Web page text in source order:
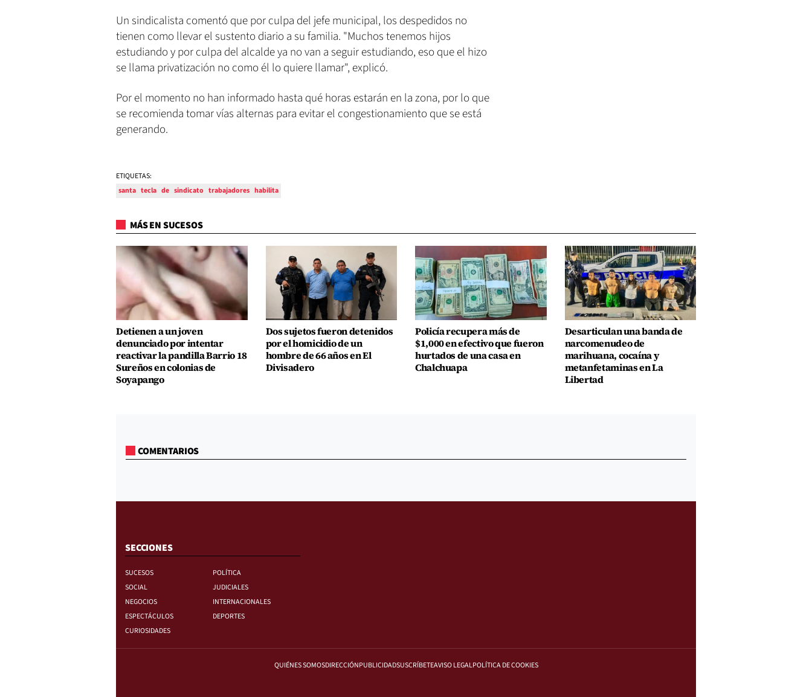
Un sindicalista comentó que por culpa del jefe municipal, los despedidos no
tienen como llevar el sustento diario a su familia. "Muchos tenemos hijos
estudiando y por culpa del alcalde ya no van a seguir estudiando, eso que el hizo
se llama privatización no como él lo quiere llamar", explicó.
Por el momento no han informado hasta qué horas estarán en la zona, por lo que
se recomienda tomar vías alternas para evitar el congestionamiento que se está
generando.
ETIQUETAS:
santa tecla de sindicato trabajadores habilita
MÁS EN SUCESOS
Detienen a un joven
denunciado por intentar
reactivar la pandilla Barrio 18
Sureños en colonias de
Soyapango
Dos sujetos fueron detenidos
por el homicidio de un
hombre de 66 años en El
Divisadero
Policía recupera más de
$1,000 en efectivo que fueron
hurtados de una casa en
Chalchuapa
Desarticulan una banda de
narcomenudeo de
marihuana, cocaína y
metanfetaminas en La
Libertad
COMENTARIOS
SECCIONES
SUCESOS
POLÍTICA
SOCIAL
JUDICIALES
NEGOCIOS
INTERNACIONALES
ESPECTÁCULOS
DEPORTES
CURIOSIDADES
QUIÉNES SOMOSDIRECCIÓNPUBLICIDADSUSCRÍBETEAVISO LEGALPOLÍTICA DE COOKIES